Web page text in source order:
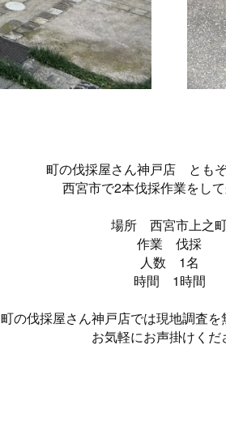
町の伐採屋さん神戸店 とも
西宮市で2本伐採作業をし
場所 西宮市上之
作業 伐採
人数 1名
時間 1時間
町の伐採屋さん神戸店では現地調査
お気軽にお声掛けくだ